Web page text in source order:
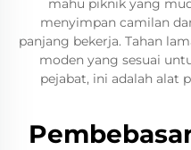
mahu piknik yang
menyimpan camilan
panjang bekerja. Tahan
moden yang sesuai
pejabat, ini adalah alat